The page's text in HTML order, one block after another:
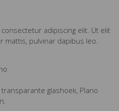
adipiscing elit. Ut elit
mattis, pulvinar dapibus leo.
glashoek, Plano